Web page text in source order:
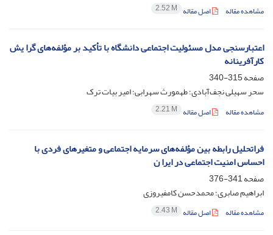
مشاهده مقاله اصل مقاله 2.52 M
اعتبارسنجی مدل مسئولیت اجتماعی دانشگاه با تأکید بر مؤلفه‌های گرا یش
کارآفرینانه
صفحه315-340
سحر سهیلی نجف‌آبادی؛ طهمورث سهرابی؛ امیر بیات ترک
مشاهده مقاله اصل مقاله 2.21 M
فراتحلیل رابطه بین مؤلفه‌های سرمایه اجتماعی و متغیرهای فردی با
احساس امنیت اجتماعی در ایرا ن
صفحه341-376
ابراهیم صابری؛ محمدحسن کامفیروزی
مشاهده مقاله اصل مقاله 2.43 M